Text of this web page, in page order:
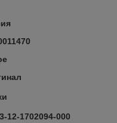
12-1702094-000